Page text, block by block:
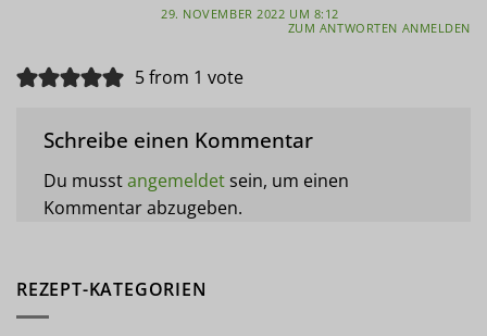
29. NOVEMBER 2022 UM 8:12
ZUM ANTWORTEN ANMELDEN
5 from 1 vote
Schreibe einen Kommentar
Du musstangemeldetsein, um einen
Kommentar abzugeben.
REZEPT-KATEGORIEN